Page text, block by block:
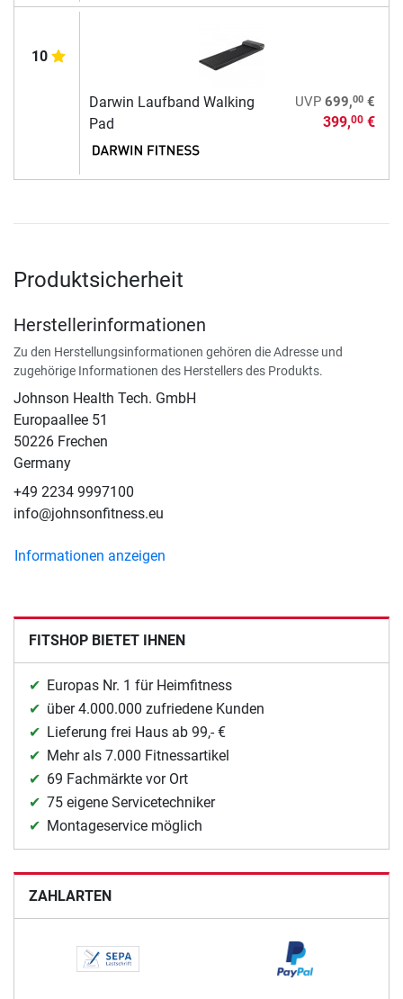
10
Darwin Laufband Walking
Pad
UVP 699,00€
399,00€
Produktsicherheit
Herstellerinformationen
Zu den Herstellungsinformationen gehören die Adresse und
zugehörige Informationen des Herstellers des Produkts.
Johnson Health Tech. GmbH
Europaallee 51
50226 Frechen
Germany
+49 2234 9997100
info@johnsonfitness.eu
Informationen anzeigen
FITSHOP BIETET IHNEN
Europas Nr. 1 für Heimfitness
über 4.000.000 zufriedene Kunden
Lieferung frei Haus ab 99,- €
Mehr als 7.000 Fitnessartikel
69 Fachmärkte vor Ort
75 eigene Servicetechniker
Montageservice möglich
ZAHLARTEN